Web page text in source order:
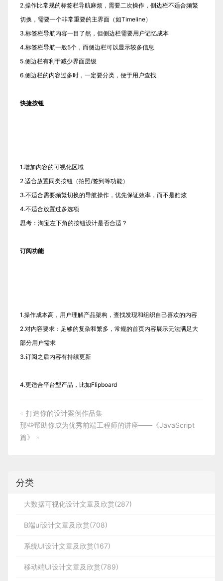
2.操作比常规的标签栏导航麻烦，需要二次操作，侧边栏不适合频繁
切换，需要一个非常重要的主界面（如Timeline）
3.标签栏导航内容一目了然，但侧边栏需要用户记忆成本
4.标签栏导航一般5个，而侧边栏可以显示较多信息
5.侧边栏有利于减少界面层级
6.侧边栏的内容过多时，一定要分类，便于用户查找
快捷按钮
1.增加内容的可视化区域
2.适合放置同类按钮（拍照/签到等功能）
3.不适合需要频繁切换的导航操作，优先保证效率，而不是酷炫
4.不适合放置过多选项
思考：淘宝左下角的按钮设计是否合适？
订阅功能
1.操作成本高，用户理解产品架构，查找发现和组织自己喜欢的内容
2.对内容要求：足够的复杂和繁多，常规的首页内容展示无法满足大
部分用户需求
3.订阅之后内容有持续更新
4.更适合平台型产品，比如Flipboard
« 打造你的设计案例作品集
那些帮助你成为优秀前端工程师的讲座——《JavaScript
篇》
»
分类
大数据可视化设计文章及欣赏(287)
B端ui设计文章及欣赏(708)
系统UI设计文章及欣赏(167)
移动端UI设计文章及欣赏(789)